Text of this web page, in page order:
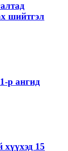
шийтгэл
р ангид
хүүхэд 15